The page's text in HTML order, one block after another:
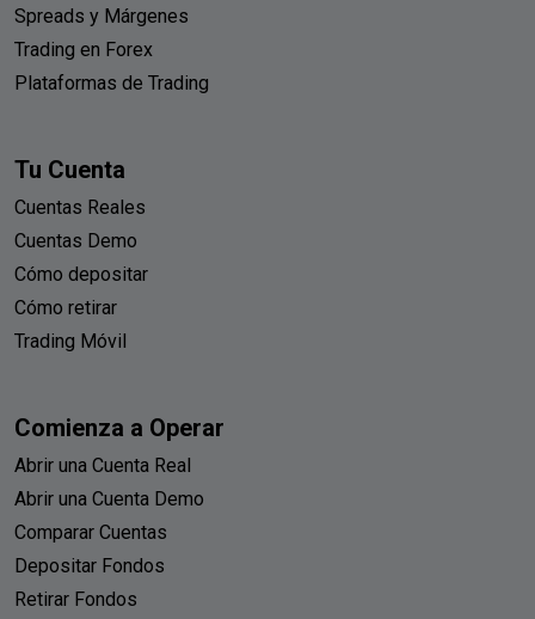
Spreads y Márgenes
Trading en Forex
Plataformas de Trading
Tu Cuenta
Cuentas Reales
Cuentas Demo
Cómo depositar
Cómo retirar
Trading Móvil
Comienza a Operar
Abrir una Cuenta Real
Abrir una Cuenta Demo
Comparar Cuentas
Depositar Fondos
Retirar Fondos